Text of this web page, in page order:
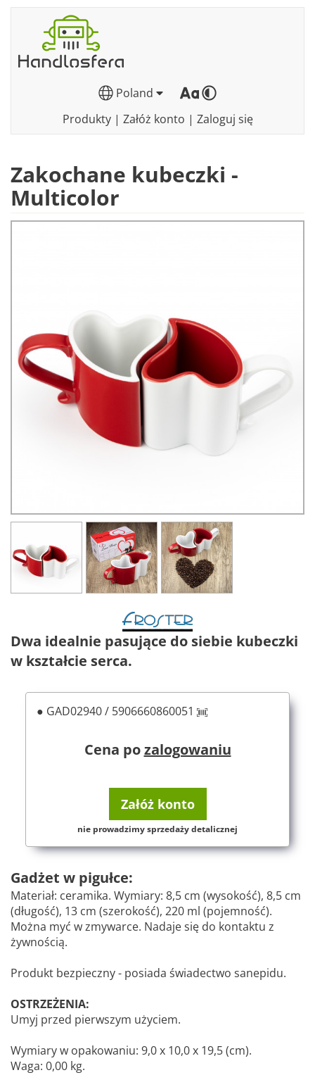
Poland
Produkty| Załóż konto | Zaloguj się
Zakochane kubeczki -
Multicolor
Dwa idealnie pasujące do siebie kubeczki
w kształcie serca.
● GAD02940 / 5906660860051
Cena pozalogowaniu
Załóż konto
nie prowadzimy sprzedaży detalicznej
Gadżet w pigułce:
Materiał: ceramika. Wymiary: 8,5 cm (wysokość), 8,5 cm
(długość), 13 cm (szerokość), 220 ml (pojemność).
Można myć w zmywarce. Nadaje się do kontaktu z
żywnością.
Produkt bezpieczny - posiada świadectwo sanepidu.
OSTRZEŻENIA:
Umyj przed pierwszym użyciem.
Wymiary w opakowaniu: 9,0 x 10,0 x 19,5 (cm).
Waga: 0,00 kg.